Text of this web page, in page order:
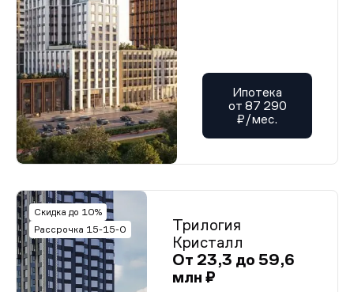
Ипотека
от 87 290
₽/мес.
Скидка до 10%
Рассрочка 15-15-0
Трилогия
Кристалл
От 23,3 до 59,6
млн ₽